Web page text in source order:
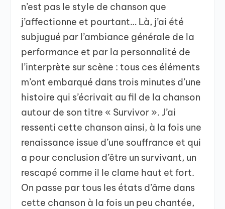
n’est pas le style de chanson que
j’affectionne et pourtant… Là, j’ai été
subjugué par l’ambiance générale de la
performance et par la personnalité de
l’interprète sur scène : tous ces éléments
m’ont embarqué dans trois minutes d’une
histoire qui s’écrivait au fil de la chanson
autour de son titre « Survivor ». J’ai
ressenti cette chanson ainsi, à la fois une
renaissance issue d’une souffrance et qui
a pour conclusion d’être un survivant, un
rescapé comme il le clame haut et fort.
On passe par tous les états d’âme dans
cette chanson à la fois un peu chantée,